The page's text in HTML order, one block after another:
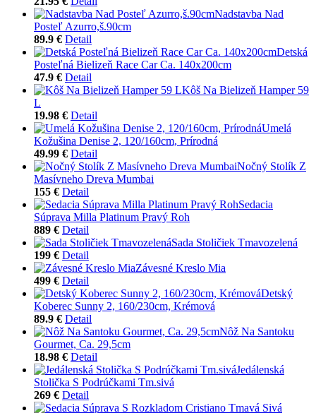
Nadstavba Nad
Posteľ Azurro,š.90cm
89.9 € Detail
Detská
Posteľná Bielizeň Race Car Ca. 140x200cm
47.9 € Detail
Kôš Na Bielizeň Hamper 59
L
19.98 € Detail
Umelá
Kožušina Denise 2, 120/160cm, Prírodná
49.99 € Detail
Nočný Stolík Z
Masívneho Dreva Mumbai
155 € Detail
Sedacia
Súprava Milla Platinum Pravý Roh
889 € Detail
Sada Stoličiek Tmavozelená
199 € Detail
Závesné Kreslo Mia
499 € Detail
Detský
Koberec Sunny 2, 160/230cm, Krémová
89.9 € Detail
Nôž Na Santoku
Gourmet, Ca. 29,5cm
18.98 € Detail
Jedálenská
Stolička S Podrúčkami Tm.sivá
269 € Detail